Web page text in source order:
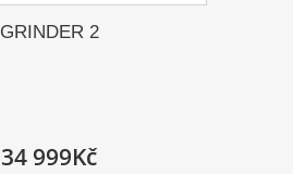
GRINDER 2
34 999Kč